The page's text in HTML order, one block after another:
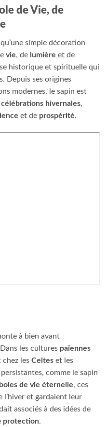
de Vie, de
simple décoration
vie, de lumière et de
historique et spirituelle qui
Depuis ses origines
modernes, le sapin est
célébrations hivernales,
et de prospérité.
à bien avant
les cultures païennes
chez les Celtes et les
comme le sapin
de vie éternelle, ces
l’hiver et gardaient leur
associés à des idées de
protection.